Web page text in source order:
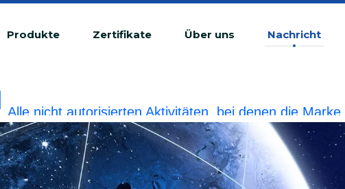
Produkte Zertifikate Über uns Nachricht
Alle nicht autorisierten Aktivitäten, bei denen die
rechtswidrige Verletzung betrachtet.BIOBASE wird die